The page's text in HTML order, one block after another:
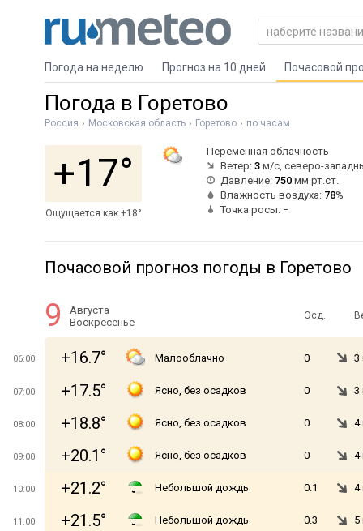
Погода на неделю Прогноз на 10 дней Почасовой
Погода в Горетово
Россия Московская область Горетово по часам
+17°
Ощущается как +18°
Переменная облачность
Ветер: 3 м/с, северо-
Давление: 750 мм рт.ст.
Влажность воздуха: 78%
Точка росы: −
Почасовой прогноз погоды в Горетово
9
Августа
Воскресенье
Осд.
06:00 +16.7° Малооблачно 0 3
07:00 +17.5° Ясно, без осадков 0 3
08:00 +18.8° Ясно, без осадков 0 4
09:00 +20.1° Ясно, без осадков 0 4
10:00 +21.2° Небольшой дождь 0.1 4
11:00 +21.5° Небольшой дождь 0.3 5